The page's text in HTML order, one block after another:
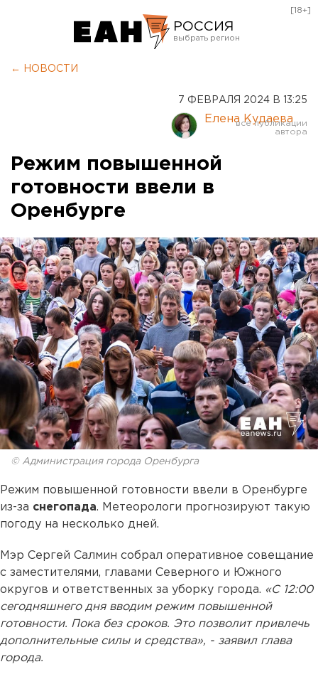
РОССИЯ
Курган
Оренбург
[18+]
← НОВОСТИ
7 ФЕВРАЛЯ 2024 В 13:25
Елена Кудаева
Режим повышенной
готовности ввели в
Оренбурге
© Администрация города Оренбурга
Режим повышенной готовности ввели в Оренбурге
из-за снегопада. Метеорологи прогнозируют такую
погоду на несколько дней.
Мэр Сергей Салмин собрал оперативное совещание
с заместителями, главами Северного и Южного
округов и ответственных за уборку города. «С 12:00
сегодняшнего дня вводим режим повышенной
готовности. Пока без сроков. Это позволит привлечь
дополнительные силы и средства», - заявил глава
города.